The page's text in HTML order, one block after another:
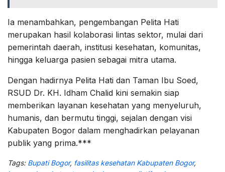
Ia menambahkan, pengembangan Pelita Hati
merupakan hasil kolaborasi lintas sektor, mulai dari
pemerintah daerah, institusi kesehatan, komunitas,
hingga keluarga pasien sebagai mitra utama.
Dengan hadirnya Pelita Hati dan Taman Ibu Soed,
RSUD Dr. KH. Idham Chalid kini semakin siap
memberikan layanan kesehatan yang menyeluruh,
humanis, dan bermutu tinggi, sejalan dengan visi
Kabupaten Bogor dalam menghadirkan pelayanan
publik yang prima.***
Tags: Bupati Bogor, fasilitas kesehatan Kabupaten Bogor,